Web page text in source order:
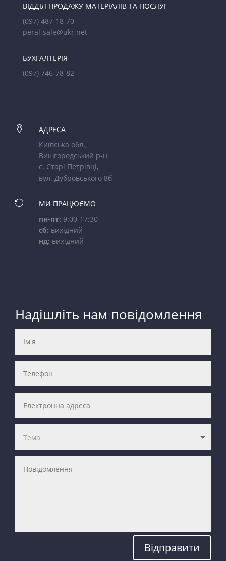
ВІДДІЛ ПРОДАЖУ МАТЕРІАЛІВ ТА ПОСЛУГ
(097) 487-18-70
peral-sale@ukr.net
БУХГАЛТЕРІЯ
(097) 746-78-82

АДРЕСА
Київська обл.,
Вишгородський р-н
с. Старі Петрівці,
вул. Дубровського 8б

МИ ПРАЦЮЄМО
пн-пт: 9:00-17:30
сб: вихідний
нд: вихідний
Надішліть нам повідомлення
Відправити